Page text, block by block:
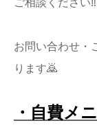
ご相談ください‼️
お問い合わせ・
ります🙇
・自費メ